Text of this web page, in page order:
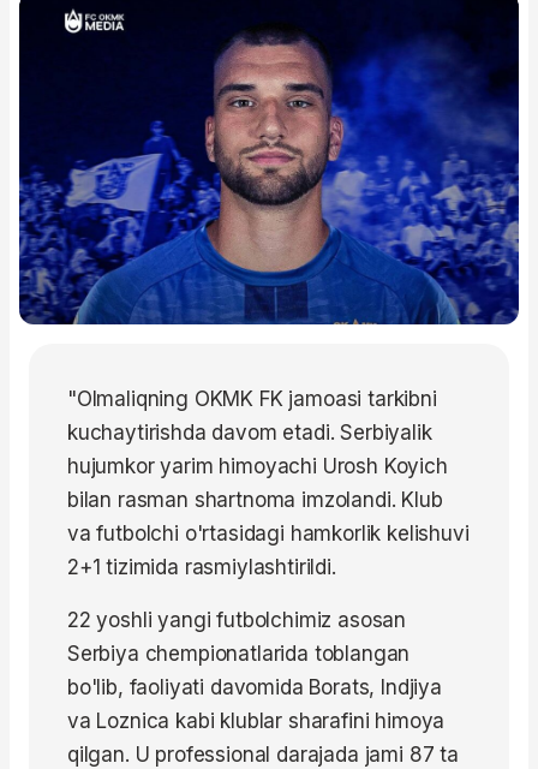
"Olmaliqning OKMK FK jamoasi tarkibni
kuchaytirishda davom etadi. Serbiyalik
hujumkor yarim himoyachi Urosh Koyich
bilan rasman shartnoma imzolandi. Klub
va futbolchi o'rtasidagi hamkorlik kelishuvi
2+1 tizimida rasmiylashtirildi.
22 yoshli yangi futbolchimiz asosan
Serbiya chempionatlarida toblangan
bo'lib, faoliyati davomida Borats, Indjiya
va Loznica kabi klublar sharafini himoya
qilgan. U professional darajada jami 87 ta